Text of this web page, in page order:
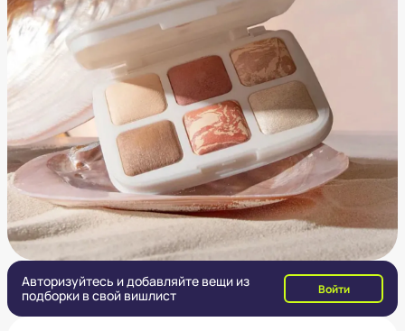
Авторизуйтесь и добавляйте вещи из
подборки в свой вишлист
Войти